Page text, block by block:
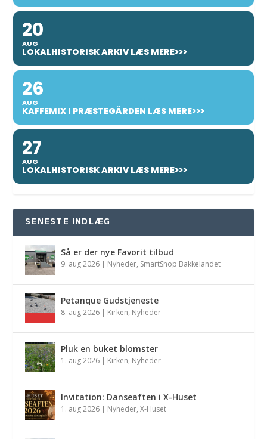
20
AUG
LOKALHISTORISK ARKIV LÆS MERE>>>
26
AUG
KAFFEMIX I PRÆSTEGÅRDEN LÆS MERE>>>
27
AUG
LOKALHISTORISK ARKIV LÆS MERE>>>
SENESTE INDLÆG
Så er der nye Favorit tilbud
9. aug 2026 | Nyheder, SmartShop Bakkelandet
Petanque Gudstjeneste
8. aug 2026 | Kirken, Nyheder
Pluk en buket blomster
1. aug 2026 | Kirken, Nyheder
Invitation: Danseaften i X-Huset
1. aug 2026 | Nyheder,X-Huset